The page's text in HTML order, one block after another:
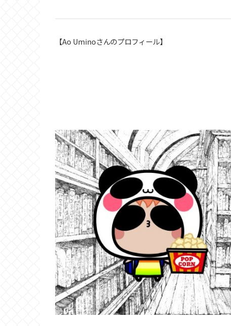
【Ao Uminoさんのプロフィール】